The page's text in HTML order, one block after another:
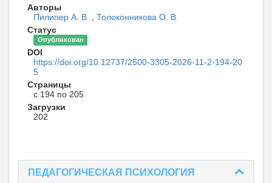
Авторы
Пилипер А. В.
Толоконникова О. В.
Статус
Опубликован
DOI
https://doi.org/10.12737/2500-3305-2026-11-2-194-20
5
Страницы
с 194 по 205
Загрузки
202
ПЕДАГОГИЧЕСКАЯ ПСИХОЛОГИЯ